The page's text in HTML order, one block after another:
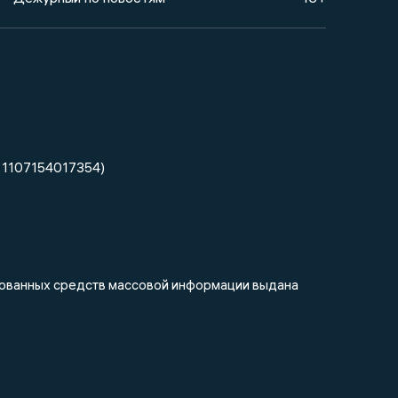
средств массовой информации выдана